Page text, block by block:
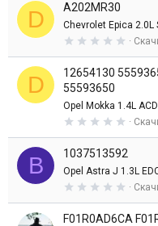
з
в
е
з
д
D A202MR30
Chevrolet Epica 2.0L
0
0
е
з
D
12654130
55593650
Opel Mokka 1.4L
0
0
з
в
е
з
д
B 1037513592
Opel Astra J 1.3L
0
0
F01R0AD6CA